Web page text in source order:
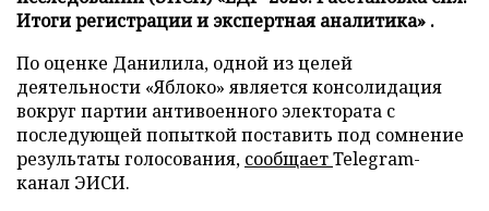
Итоги регистрации и экспертная аналитика» .
По оценке Данилила, одной из целей
деятельности «Яблоко» является консолидация
вокруг партии антивоенного электората с
последующей попыткой поставить под сомнение
результаты голосования, сообщаетTelegram-
канал ЭИСИ.